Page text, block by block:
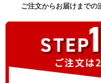
ご注文からお届けまでの